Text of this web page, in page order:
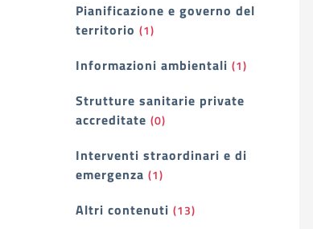
Pianificazione e governo del
territorio (1)
Informazioni ambientali (1)
Strutture sanitarie private
accreditate (0)
Interventi straordinari e di
emergenza (1)
Altri contenuti (13)